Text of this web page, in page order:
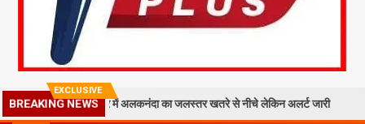
EXCLUSIVE
BREAKING NEWS
मलबा, श्रीनगर में अलकनंदा का जलस्तर खतरे से नीचे लेकिन अलर्ट जारी